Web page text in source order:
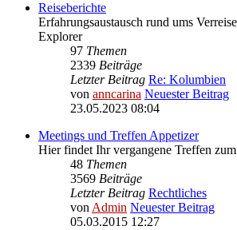
Reiseberichte
Erfahrungsaustausch rund ums
Explorer
97 Themen
2339 Beiträge
Letzter Beitrag Re: Kolumbien
von anncarina Neuester Beitrag
23.05.2023 08:04
Meetings und Treffen Appetizer
Hier findet Ihr vergangene Treffen
48 Themen
3569 Beiträge
Letzter Beitrag Rechtliches
von Admin Neuester Beitrag
05.03.2015 12:27